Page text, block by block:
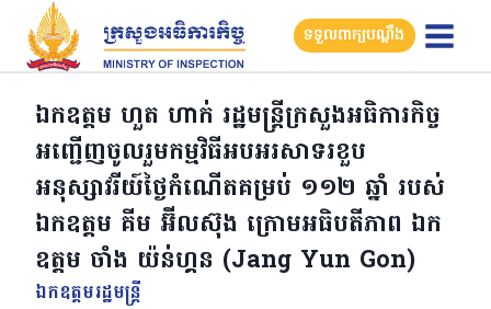
Skip
content
ទទួលពាក្យបណ្តឹង
ឯកឧត្តម ហួត ហាក់ រដ្ឋមន្រ្តីក្រសួងអធិការកិច្ច
អញ្ជើញចូលរួមកម្មវិធីអបអរសាទរខួប
អនុស្សាវរីយ៍ថ្ងៃកំណើតគម្រប់ ១១២ ឆ្នាំ របស់
ឯកឧត្តម គីម អ៊ីលស៊ុង ក្រោមអធិបតីភាព ឯក
ឧត្តម ចាំង យ៉ន់ហ្គន (Jang Yun Gon)
ឯកឧត្ដមរដ្ឋមន្ត្រី